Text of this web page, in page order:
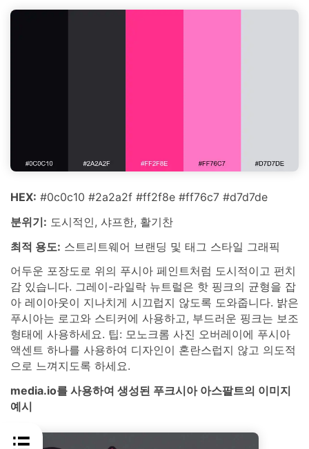
HEX: #0c0c10 #2a2a2f #ff2f8e #ff76c7 #d7d7de
분위기: 도시적인, 샤프한, 활기찬
최적 용도: 스트리트웨어 브랜딩 및 태그 스타일 그래픽
어두운 포장도로 위의 푸시아 페인트처럼 도시적이고 펀치
감 있습니다. 그레이-라일락 뉴트럴은 핫 핑크의 균형을 잡
아 레이아웃이 지나치게 시끄럽지 않도록 도와줍니다. 밝은
푸시아는 로고와 스티커에 사용하고, 부드러운 핑크는 보조
형태에 사용하세요. 팁: 모노크롬 사진 오버레이에 푸시아
액센트 하나를 사용하여 디자인이 혼란스럽지 않고 의도적
으로 느껴지도록 하세요.
media.io를 사용하여 생성된 푸크시아 아스팔트의 이미지
예시